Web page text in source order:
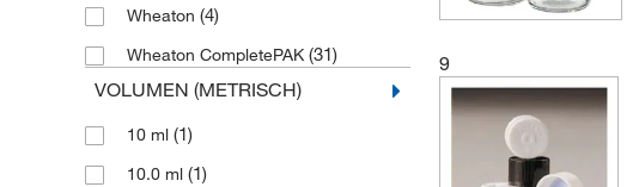
Wheaton (4)
Wheaton CompletePAK (31)
VOLUMEN (METRISCH)
10 ml (1)
10.0 ml (1)
9